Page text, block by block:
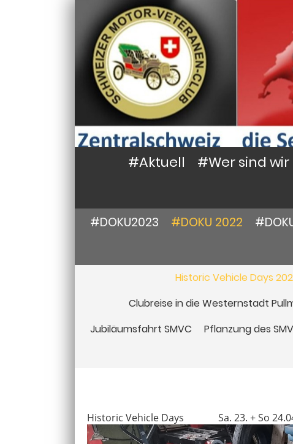
#Aktuell #Wer sind wir
#DOKU2023 #DOKU 2022
Historic Vehicle Days
Clubreise in die Westernstadt
Jubiläumsfahrt SMVC
Pflanzung des
Historic Vehicle Days Sa. 23. + So